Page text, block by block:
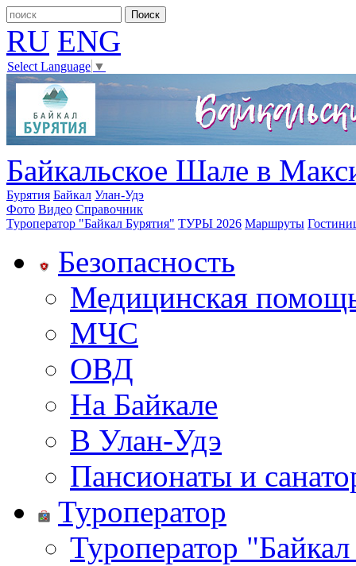
RU ENG
Select Language ▼
Байкальское Шале в
Бурятия Байкал Улан-Удэ
Фото Видео Справочник
Туроператор "Байкал Бурятия" ТУРЫ 2026 Маршруты
Безопасность
Медицинская
МЧС
ОВД
На Байкале
В Улан-Удэ
Пансионаты и
Туроператор
Туроператор